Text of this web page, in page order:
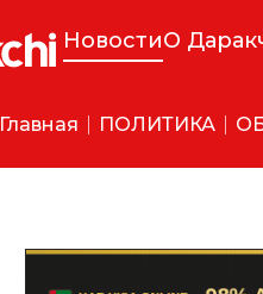
НовостиО
Главная ПОЛИТИКА